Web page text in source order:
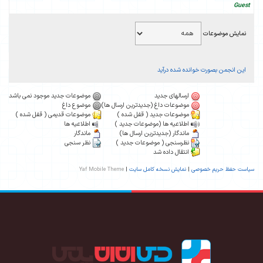
Guest
نمایش موضوعات
این انجمن بصورت خوانده شده درآید
ارسالهای جدید
موضوعات جدید موجود نمی باشد
موضوعات داغ (جدیدترین ارسال ها)
موضوع داغ
موضوعات جدید ( قفل شده )
موضوعات قدیمی ( قفل شده )
اطلاعیه ها (موضوعات جدید )
اطلاعیه ها
ماندگار (جدیدترین ارسال ها)
ماندگار
نظرسنجی ( موضوعات جدید )
نظر سنجی
انتقال داده شد
سیاست حفظ حریم خصوصی | نمایش نسخه کامل سایت |
Yaf Mobile Theme